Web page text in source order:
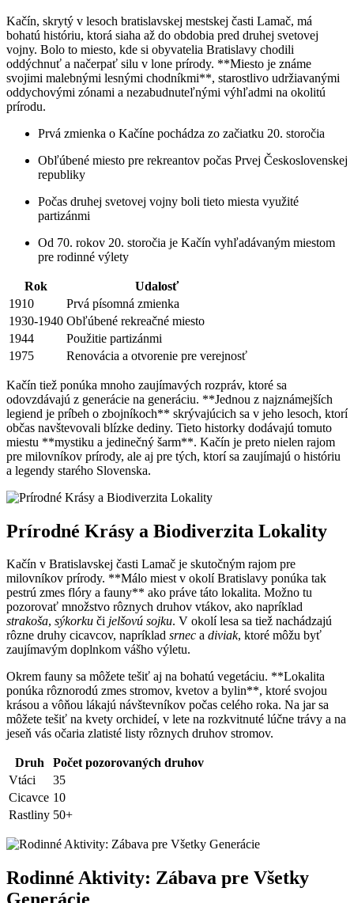
Kačín, skrytý v lesoch bratislavskej mestskej časti Lamač, má
bohatú históriu, ktorá siaha až do obdobia pred druhej svetovej
vojny. Bolo to miesto, kde si obyvatelia Bratislavy chodili
oddýchnuť a načerpať silu v lone prírody. **Miesto je známe
svojimi malebnými lesnými chodníkmi**, starostlivo udržiavanými
oddychovými zónami a nezabudnuteľnými výhľadmi na okolitú
prírodu.
Prvá zmienka o Kačíne pochádza zo začiatku 20. storočia
Obľúbené miesto pre rekreantov počas Prvej Československej
republiky
Počas druhej svetovej vojny boli tieto miesta využité
partizánmi
Od 70. rokov 20. storočia je Kačín vyhľadávaným miestom
pre rodinné výlety
Rok
Udalosť
1910
Prvá písomná zmienka
1930-1940 Obľúbené rekreačné miesto
1944
Použitie partizánmi
1975
Renovácia a otvorenie pre verejnosť
Kačín tiež ponúka mnoho zaujímavých rozpráv, ktoré sa
odovzdávajú z generácie na generáciu. **Jednou z najznámejších
legiend je príbeh o zbojníkoch** skrývajúcich sa v jeho lesoch, ktorí
občas navštevovali blízke dediny. Tieto historky dodávajú tomuto
miestu **mystiku a jedinečný šarm**. Kačín je preto nielen rajom
pre milovníkov prírody, ale aj pre tých, ktorí sa zaujímajú o históriu
a legendy starého Slovenska.
Prírodné Krásy a Biodiverzita Lokality
Kačín v Bratislavskej časti Lamač je skutočným rajom pre
milovníkov prírody. **Málo miest v okolí Bratislavy ponúka tak
pestrú zmes flóry a fauny** ako práve táto lokalita. Možno tu
pozorovať množstvo rôznych druhov vtákov, ako napríklad
strakoša, sýkorku či jelšovú sojku. V okolí lesa sa tiež nachádzajú
rôzne druhy cicavcov, napríklad srnec a diviak, ktoré môžu byť
zaujímavým doplnkom vášho výletu.
Okrem fauny sa môžete tešiť aj na bohatú vegetáciu. **Lokalita
ponúka rôznorodú zmes stromov, kvetov a bylin**, ktoré svojou
krásou a vôňou lákajú návštevníkov počas celého roka. Na jar sa
môžete tešiť na kvety orchideí, v lete na rozkvitnuté lúčne trávy a na
jeseň vás očaria zlatisté listy rôznych druhov stromov.
Druh
Počet pozorovaných druhov
Vtáci
35
Cicavce 10
Rastliny 50+
Rodinné Aktivity: Zábava pre Všetky